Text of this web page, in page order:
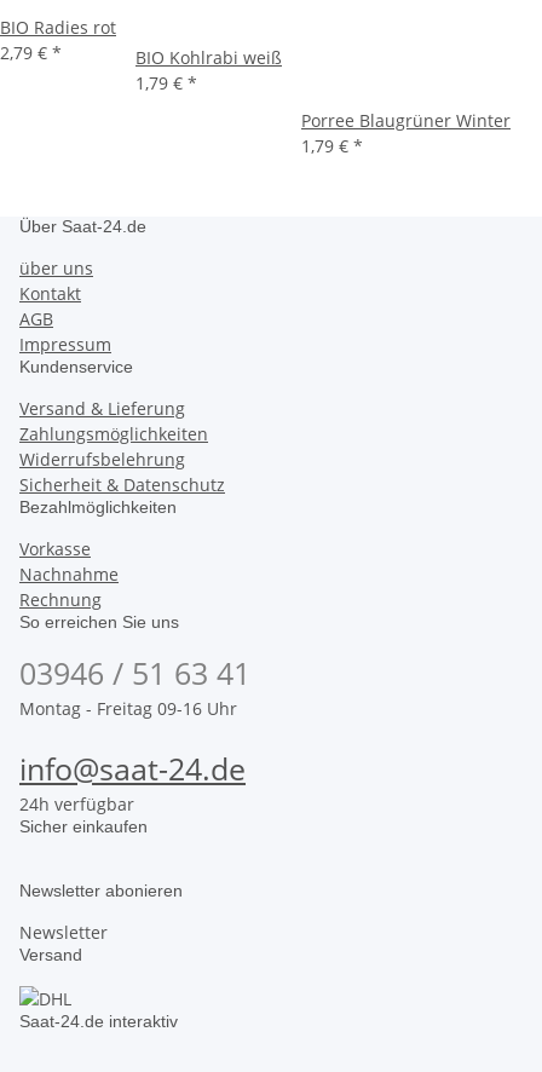
BIO Radies rot
2,79 € *
BIO Kohlrabi weiß
1,79 € *
Porree Blaugrüner Winter
1,79 € *
Über Saat-24.de
über uns
Kontakt
AGB
Impressum
Kundenservice
Versand & Lieferung
Zahlungsmöglichkeiten
Widerrufsbelehrung
Sicherheit & Datenschutz
Bezahlmöglichkeiten
Vorkasse
Nachnahme
Rechnung
So erreichen Sie uns
03946 / 51 63 41
Montag - Freitag 09-16 Uhr
info@saat-24.de
24h verfügbar
Sicher einkaufen
Newsletter abonieren
Newsletter
Versand
Saat-24.de interaktiv